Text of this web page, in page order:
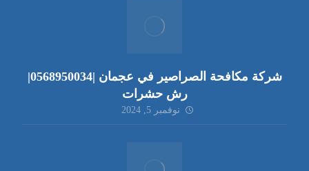
شركة مكافحة الصراصير في عجمان |0568950034|
رش حشرات
نوفمبر 5, 2024